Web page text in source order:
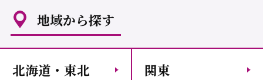
地域から探す
北海道・東北 関東